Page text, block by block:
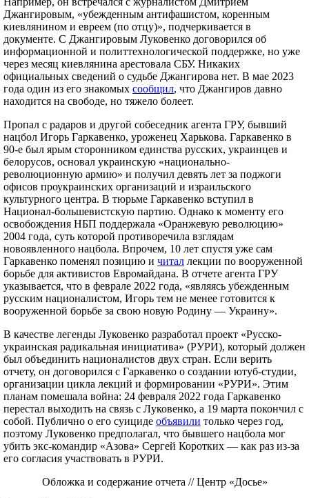
Джангировым, «убежденным антифашистом, коренным
киевлянином и евреем (по отцу)», подчеркивается в
документе. С Джангировым Луковенко договорился об
информационной и политтехнологической поддержке, но уже
через месяц киевлянина арестовала СБУ. Никаких
официальных сведений о судьбе Джангирова нет. В мае 2023
года один из его знакомых сообщил, что Джангиров давно
находится на свободе, но тяжело болеет.
Пропал с радаров и другой собеседник агента ГРУ, бывший
нацбол Игорь Гаркавенко, уроженец Харькова. Гаркавенко в
90-е был ярым сторонником единства русских, украинцев и
белорусов, основал украинскую «национально-
революционную армию» и получил девять лет за поджоги
офисов проукраинских организаций и израильского
культурного центра. В тюрьме Гаркавенко вступил в
Национал-большевистскую партию. Однако к моменту его
освобождения НБП поддержала «Оранжевую революцию»
2004 года, суть которой противоречила взглядам
новоявленного нацбола. Впрочем, 10 лет спустя уже сам
Гаркавенко поменял позицию и читал лекции по вооруженной
борьбе для активистов Евромайдана. В отчете агента ГРУ
указывается, что в феврале 2022 года, «являясь убежденным
русским националистом, Игорь тем не менее готовится к
вооруженной борьбе за свою новую Родину — Украину».
В качестве легенды Луковенко разработал проект «Русско-
украинская радикальная инициатива» (РУРИ), который должен
был объединить националистов двух стран. Если верить
отчету, он договорился с Гаркавенко о создании ютуб-студии,
организации цикла лекций и формировании «РУРИ». Этим
планам помешала война: 24 февраля 2022 года Гаркавенко
перестал выходить на связь c Луковенко, а 19 марта покончил с
собой. Публично о его суициде объявили только через год,
поэтому Луковенко предполагал, что бывшего нацбола мог
убить экс-командир «Азова» Сергей Коротких — как раз из-за
его согласия участвовать в РУРИ.
Обложка и содержание отчета // Центр «Досье»